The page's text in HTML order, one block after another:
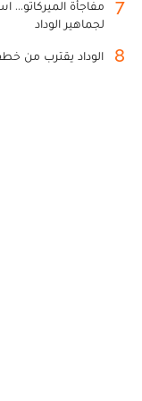
7
مفاجأة الميركاتو...
لجماهير الوداد
8 الوداد يقترب من